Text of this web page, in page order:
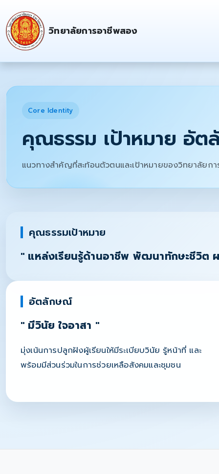
วิทยาลัยการอาชีพสอง
Core Identity
คุณธรรม เป้าหมาย อั
แนวทางสำคัญที่สะท้อนตัวตนและเป้าหมายของวิทยาลัยก
คุณธรรมเป้าหมาย
" แหล่งเรียนรู้ด้านอาชีพ พัฒนาทักษะชีวิต
อัตลักษณ์
" มีวินัย ใจอาสา "
มุ่งเน้นการปลูกฝังผู้เรียนให้มีระเบียบวินัย รู้หน้าที่ และ
พร้อมมีส่วนร่วมในการช่วยเหลือสังคมและชุมชน